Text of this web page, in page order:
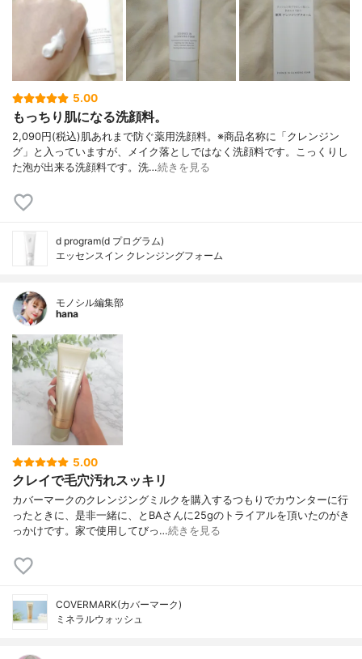
5.00
もっちり肌になる洗顔料。
2,090円(税込)肌あれまで防ぐ薬用洗顔料。※商品名称に「クレンジン
グ」と入っていますが、メイク落としではなく洗顔料です。こっくりし
た泡が出来る洗顔料です。洗…続きを見る
d program(d プログラム)
エッセンスイン クレンジングフォーム
モノシル編集部
hana
5.00
クレイで毛穴汚れスッキリ
カバーマークのクレンジングミルクを購入するつもりでカウンターに行
ったときに、是非一緒に、とBAさんに25gのトライアルを頂いたのがき
っかけです。家で使用してびっ…続きを見る
COVERMARK(カバーマーク)
ミネラルウォッシュ